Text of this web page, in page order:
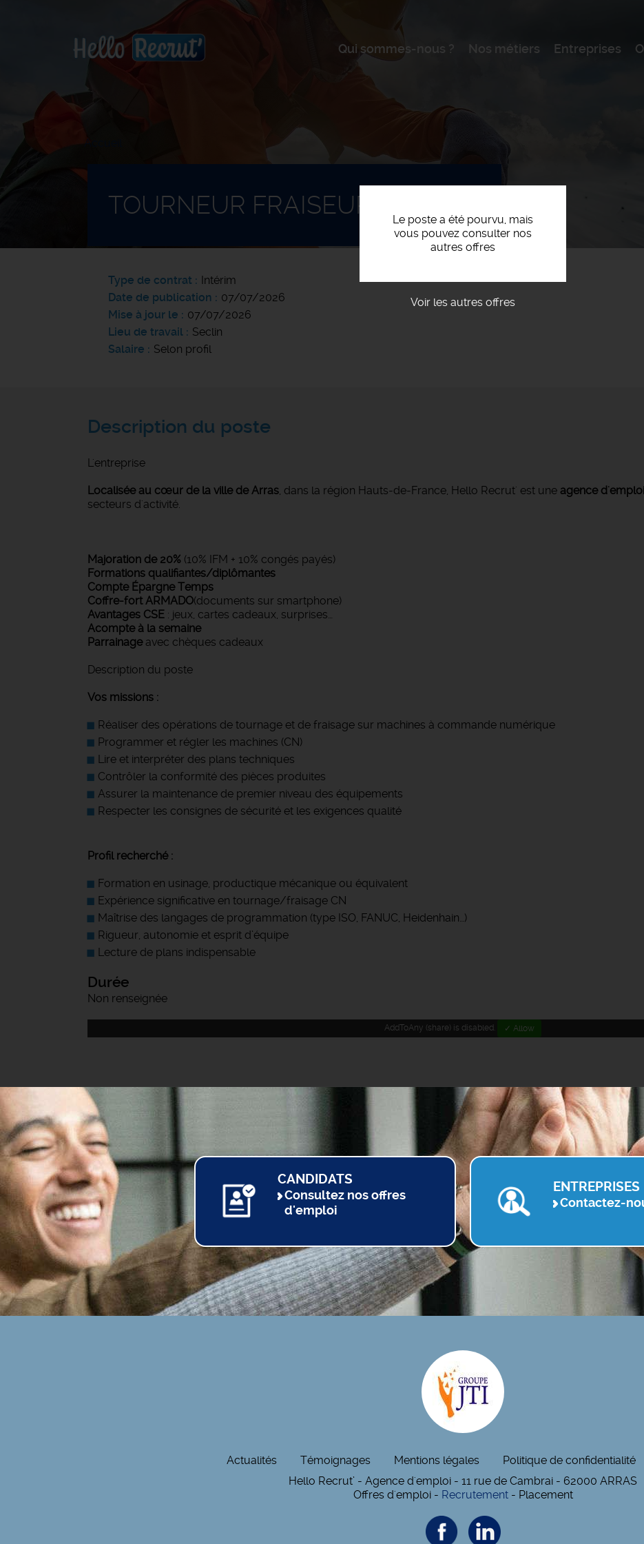
Qui sommes-nous ? Nos métiers Entreprises
Accueil
Le poste a été pourvu, mais
vous pouvez consulter nos
autres offres
Voir les autres offres
TOURNEUR FRAISEUR CN (H/F)
Type de contrat
Intérim
Date de publication
07/07/2026
Mise à jour le
07/07/2026
Lieu de travail
Seclin
Salaire
Selon profil
Description du poste
L'entreprise
Localisée au cœur de la ville de Arras, dans la région Hauts-de-France, Hello Recrut' est une agence
secteurs d'activité.
Majoration de 20% (10% IFM + 10% congés payés)
Formations qualifiantes/diplômantes
Compte Épargne Temps
Coffre-fort ARMADO(documents sur smartphone)
Avantages CSE : jeux, cartes cadeaux, surprises…
Acompte à la semaine
Parrainageavec chèques cadeaux
Description du poste
Vos missions :
Réaliser des opérations de tournage et de fraisage sur machines à commande numérique
Programmer et régler les machines (CN)
Lire et interpréter des plans techniques
Contrôler la conformité des pièces produites
Assurer la maintenance de premier niveau des équipements
Respecter les consignes de sécurité et les exigences qualité
Profil recherché :
Formation en usinage, productique mécanique ou équivalent
Expérience significative en tournage/fraisage CN
Maîtrise des langages de programmation (type ISO, FANUC, Heidenhain…)
Rigueur, autonomie et esprit d’équipe
Lecture de plans indispensable
Durée
Non renseignée
AddToAny (share) is disabled. ✓ Allow
CANDIDATS
Consultez nos offres
d'emploi
ENTREPRISES
Contactez-
Actualités Témoignages Mentions légales Politique de confidentialité
Hello Recrut’ - Agence d'emploi - 11 rue de Cambrai - 62000 ARRAS
Offres d'emploi - Recrutement- Placement